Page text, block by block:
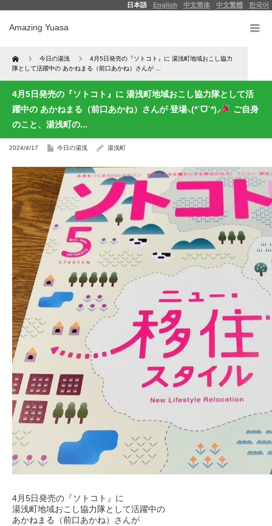
한국어
中文繁體
中文简体
English
日本語
Amazing Yuasa
Home 今日の湯浅
4月5日発売の『ソトコト』に 湯浅町地域おこし協力
隊として活躍中の あかねまる（前口あかね）さんが ...
4月5日発売の『ソトコト』に 湯浅町地域おこし協力隊として活
躍中の あかねまる（前口あかね）さんが 登場⸜(*ˊᗜˋ*)⸝
ご自身
のこと、湯浅町の...
2024/4/17 今日の湯浅 湯浅町
4月5日発売の『ソトコト』に
湯浅町地域おこし協力隊として活躍中の
あかねまる（前口あかね）さんが